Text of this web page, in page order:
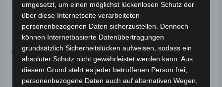
Motor Elektro-Scooter VS2.
Ähnliche Produkte
umgesetzt, um einen möglichst lückenlosen Schutz der
über diese Internetseite verarbeiteten
personenbezogenen Daten sicherzustellen. Dennoch
können Internetbasierte Datenübertragungen
grundsätzlich Sicherheitslücken aufweisen, sodass ein
absoluter Schutz nicht gewährleistet werden kann. Aus
diesem Grund steht es jeder betroffenen Person frei,
personenbezogene Daten auch auf alternativen Wegen,